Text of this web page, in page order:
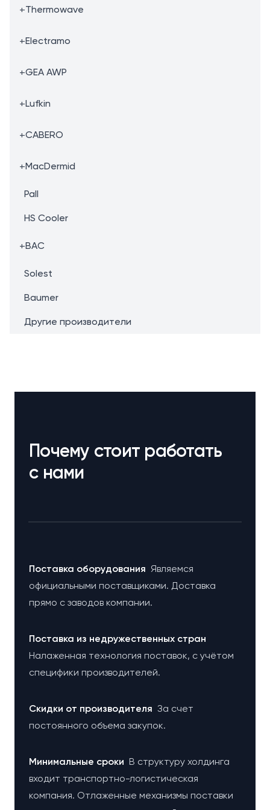
+Thermowave
+Electramo
+GEA AWP
+Lufkin
+CABERO
+MacDermid
Pall
HS Cooler
+BAC
Solest
Baumer
Другие производители
Почему стоит работать
с нами
Поставка оборудования Являемся
официальными поставщиками. Доставка
прямо с заводов компании.
Поставка из недружественных стран
Налаженная технология поставок, с учётом
специфики производителей.
Cкидки от производителя За счет
постоянного объема закупок.
Минимальные сроки В структуру холдинга
входит транспортно-логистическая
компания. Отлаженные механизмы поставки